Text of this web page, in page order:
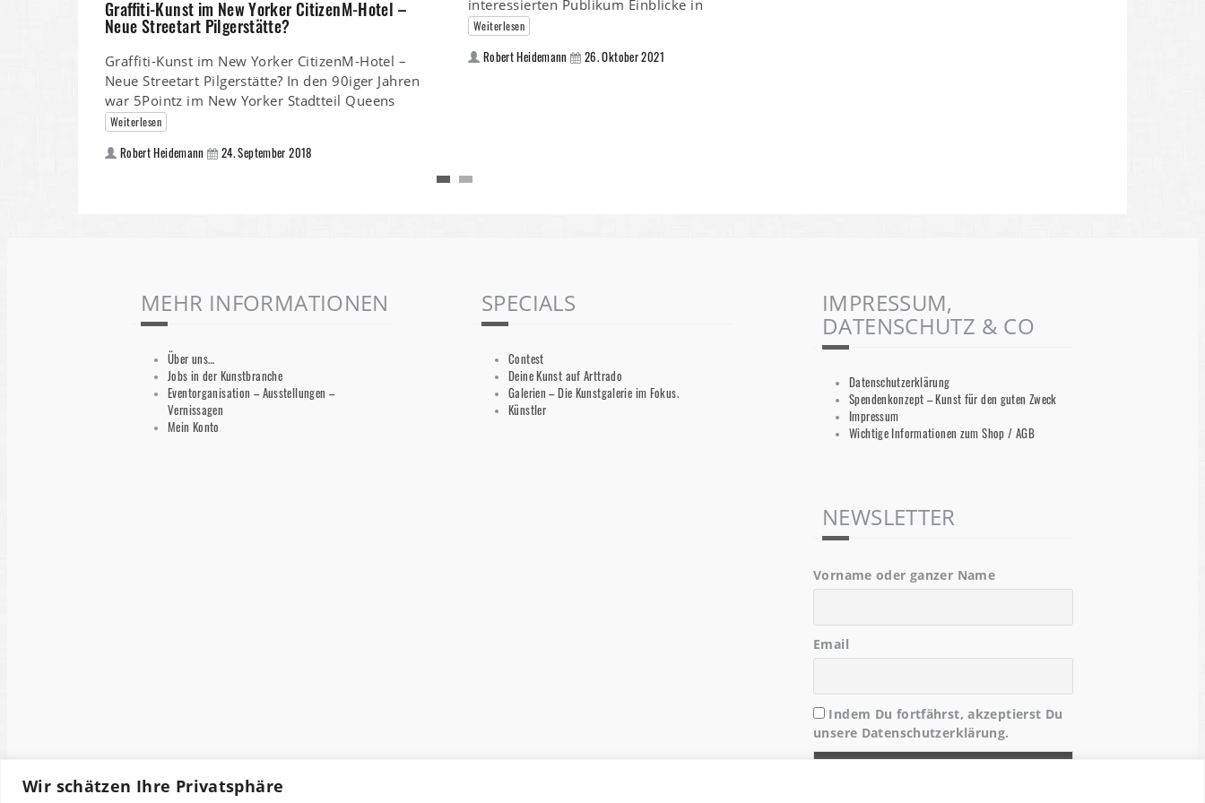
Wir schätzen Ihre Privatsphäre
Graffiti-Kunst im New Yorker CitizenM-Hotel –
Neue Streetart Pilgerstätte?
Graffiti-Kunst im New Yorker CitizenM-Hotel –
Neue Streetart Pilgerstätte? In den 90iger Jahren
war 5Pointz im New Yorker Stadtteil Queens
Weiterlesen
Robert Heidemann 24. September 2018
interessierten Publikum Einblicke in
Weiterlesen
Robert Heidemann 26. Oktober 2021
MEHR INFORMATIONEN
Über uns…
Jobs in der Kunstbranche
Eventorganisation – Ausstellungen –
Vernissagen
Mein Konto
SPECIALS
Contest
Deine Kunst auf Arttrado
Galerien – Die Kunstgalerie im Fokus.
Künstler
IMPRESSUM,
DATENSCHUTZ & CO
Datenschutzerklärung
Spendenkonzept – Kunst für den guten Zweck
Impressum
Wichtige Informationen zum Shop / AGB
NEWSLETTER
Vorname oder ganzer Name
Email
Indem Du fortfährst, akzeptierst Du
unsere Datenschutzerklärung.